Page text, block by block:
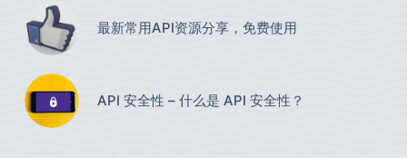
最新常用API资源分享，免费使用​
API 安全性 – 什么是 API 安全性？